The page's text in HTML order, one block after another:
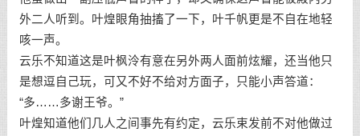
外二人听到。叶煌眼角抽搐了一下，叶千帆更是不自在地轻
咳一声。
云乐不知道这是叶枫泠有意在另外两人面前炫耀，还当他只
是想逗自己玩，可又不好不给对方面子，只能小声答道：
“多……多谢王爷。”
叶煌知道他们几人之间事先有约定，云乐束发前不对他做过